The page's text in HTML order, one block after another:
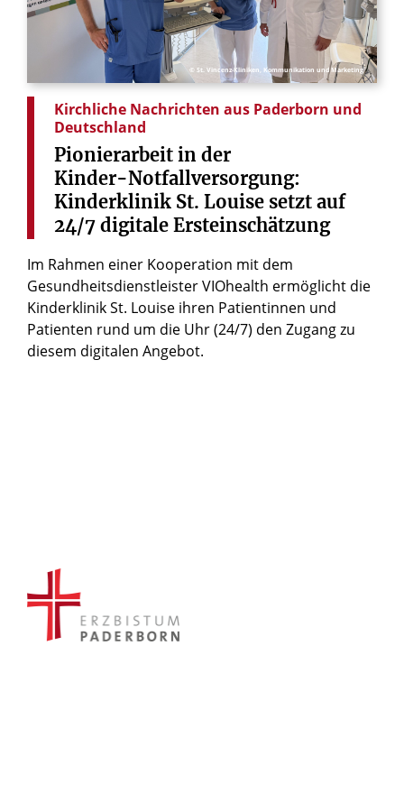
© St. Vincenz-Kliniken, Kommunikation und Marketing
Kirchliche Nachrichten aus Paderborn und
Deutschland
Pionierarbeit in der
Kinder-Notfallversorgung:
Kinderklinik St. Louise setzt auf
24/7 digitale Ersteinschätzung
Im Rahmen einer Kooperation mit dem
Gesundheitsdienstleister VIOhealth ermöglicht die
Kinderklinik St. Louise ihren Patientinnen und
Patienten rund um die Uhr (24/7) den Zugang zu
diesem digitalen Angebot.